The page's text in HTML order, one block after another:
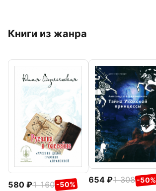
Книги из жанра
580 1 160 -50% 654 1 308 -50%